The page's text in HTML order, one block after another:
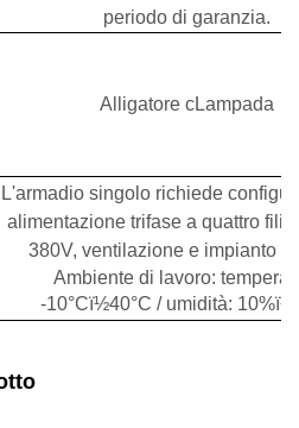
periodo di garanzia.
Alligatore cLampada
L'armadio singolo richiede
alimentazione trifase a quattro fili
380V, ventilazione e impianto a
Ambiente di lavoro:
-10°Cï½40°C / umidità: 10%ï½